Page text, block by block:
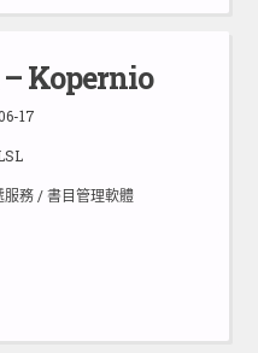
Kopernio
17
服務 /書目管理軟體